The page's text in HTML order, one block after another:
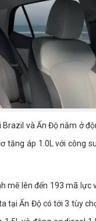
và Ấn Độ nằm ở
tăng áp 1.0L với công
mẽ lên đến 193 mã lực
tại Ấn Độ có tới 3 tùy